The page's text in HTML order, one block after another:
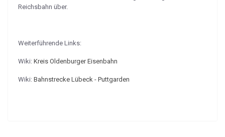
Reichsbahn über.
Weiterführende Links:
Wiki: Kreis Oldenburger Eisenbahn
Wiki: Bahnstrecke Lübeck - Puttgarden